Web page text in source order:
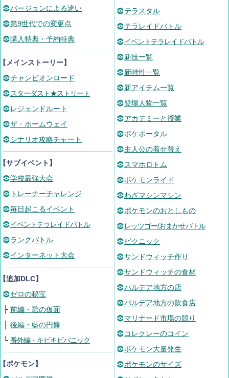
バージョンによる違い
第9世代での変更点
購入特典・予約特典
メインストーリー】
チャンピオンロード
スターダスト★ストリート
レジェンドルート
ザ・ホームウェイ
シナリオ攻略チャート
サブイベント】
学校最強大会
トレーナーチャレンジ
毎日起こるイベント
イベントテラレイドバトル
ランクバトル
インターネット大会
追加DLC】
ゼロの秘宝
├ 前編・碧の仮面
├ 後編・藍の円盤
└ 番外編・キビキビパニック
ポケモン】
テラスタル
テラレイドバトル
イベントテラレイドバトル
新技一覧
新特性一覧
新アイテム一覧
登場人物一覧
アカデミーと授業
ポケポータル
主人公の着せ替え
スマホロトム
ポケモンライド
わざマシンマシン
ポケモンのおとしもの
レッツゴー/おまかせバトル
ピクニック
サンドウィッチ作り
サンドウィッチの食材
パルデア地方の店
パルデア地方の飲食店
マリナード市場の競り
コレクレーのコイン
ポケモン大量発生
ポケモンのサイズ